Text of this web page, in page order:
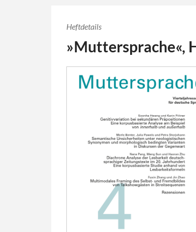
Heftdetails
»Muttersprache«,